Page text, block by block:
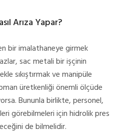
Arıza Yapar?
bir imalathaneye girmek
sac metali bir işçinin
sıkıştırmak ve manipüle
üretkenliği önemli ölçüde
Bununla birlikte, personel,
görebilmeleri için hidrolik pres
de bilmelidir.